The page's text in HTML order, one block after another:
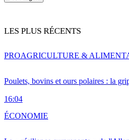
LES PLUS RÉCENTS
Poulets, bovins et ours polaires : la
16:04
PROAGRICULTURE &
ÉCONOMIE